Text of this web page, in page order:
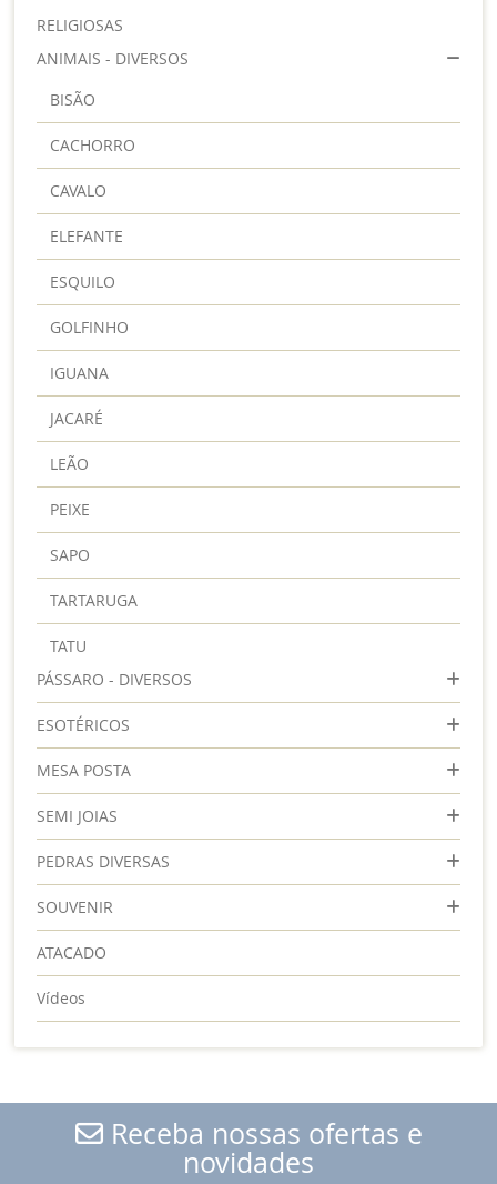
RELIGIOSAS
ANIMAIS - DIVERSOS
BISÃO
CACHORRO
CAVALO
ELEFANTE
ESQUILO
GOLFINHO
IGUANA
JACARÉ
LEÃO
PEIXE
SAPO
TARTARUGA
TATU
PÁSSARO - DIVERSOS
ESOTÉRICOS
MESA POSTA
SEMI JOIAS
PEDRAS DIVERSAS
SOUVENIR
ATACADO
Vídeos
Receba nossas ofertas e
novidades